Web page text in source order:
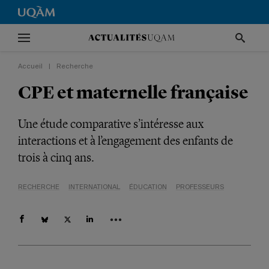
Accueil Recherche
CPE et maternelle française
Une étude comparative s’intéresse aux
interactions et à l’engagement des enfants de
trois à cinq ans.
RECHERCHE INTERNATIONAL ÉDUCATION PROFESSEURS